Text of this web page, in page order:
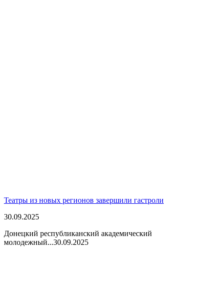
Театры из новых регионов завершили гастроли
30.09.2025
Донецкий республиканский академический
молодежный...30.09.2025